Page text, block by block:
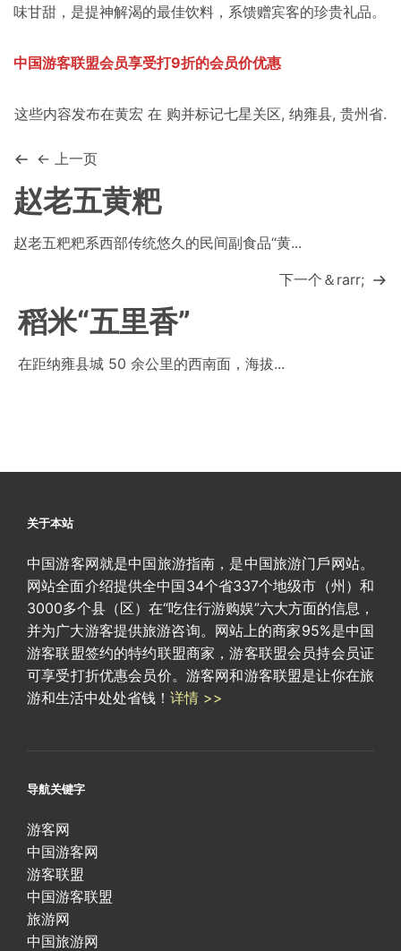
味甘甜，是提神解渴的最佳饮料，系馈赠宾客的珍贵礼品。
中国游客联盟会员享受打9折的会员价优惠
这些内容发布在黄宏 在 购并标记七星关区, 纳雍县, 贵州省.
← 上一页
赵老五黄粑
赵老五粑粑系西部传统悠久的民间副食品“黄...
下一个＆rarr;
稻米“五里香”
在距纳雍县城 50 余公里的西南面，海拔...
关于本站
中国游客网就是中国旅游指南，是中国旅游门戶网站。
网站全面介绍提供全中国34个省337个地级市（州）和
3000多个县（区）在“吃住行游购娱”六大方面的信息，
并为广大游客提供旅游咨询。网站上的商家95%是中国
游客联盟签约的特约联盟商家，游客联盟会员持会员证
可享受打折优惠会员价。游客网和游客联盟是让你在旅
游和生活中处处省钱！ 详情 >>
导航关键字
游客网
中国游客网
游客联盟
中国游客联盟
旅游网
中国旅游网